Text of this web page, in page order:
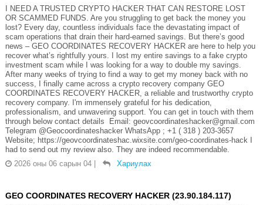
I NEED A TRUSTED CRYPTO HACKER THAT CAN RESTORE LOST
OR SCAMMED FUNDS. Are you struggling to get back the money you
lost? Every day, countless individuals face the devastating impact of
scam operations that drain their hard-earned savings. But there’s good
news – GEO COORDINATES RECOVERY HACKER are here to help you
recover what’s rightfully yours. I lost my entire savings to a fake crypto
investment scam while I was looking for a way to double my savings.
After many weeks of trying to find a way to get my money back with no
success, I finally came across a crypto recovery company GEO
COORDINATES RECOVERY HACKER, a reliable and trustworthy crypto
recovery company. I'm immensely grateful for his dedication,
professionalism, and unwavering support. You can get in touch with them
through below contact details Email: geovcoordinateshacker@gmail.com
Telegram @Geocoordinateshacker WhatsApp ; +1 ( 318 ) 203-3657
Website; https://geovcoordinateshac.wixsite.com/geo-coordinates-hack I
had to send out my review also. They are indeed recommendable.
2026 оны 06 сарын 04
Хариулах
GEO COORDINATES RECOVERY HACKER (23.90.184.117)